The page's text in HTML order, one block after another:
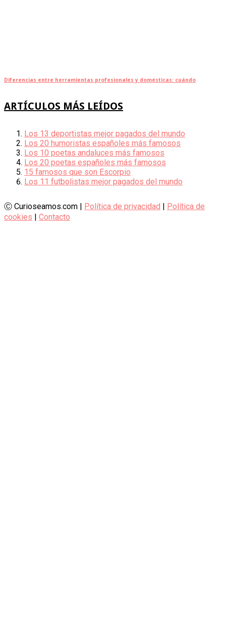
Diferencias entre herramientas profesionales y domésticas: cuándo
ARTÍCULOS MÁS LEÍDOS
Los 13 deportistas mejor pagados del mundo
Los 20 humoristas españoles más famosos
Los 10 poetas andaluces más famosos
Los 20 poetas españoles más famosos
15 famosos que son Escorpio
Los 11 futbolistas mejor pagados del mundo
Ⓒ Curioseamos.com | Política de privacidad
Política de
cookies
Contacto